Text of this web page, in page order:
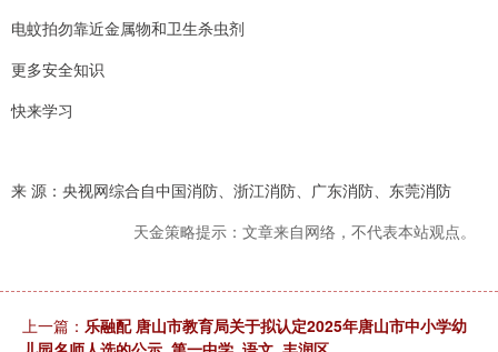
电蚊拍勿靠近金属物和卫生杀虫剂
更多安全知识
快来学习
来 源：央视网综合自中国消防、浙江消防、广东消防、东莞消防
天金策略提示：文章来自网络，不代表本站观点。
上一篇： 乐融配 唐山市教育局关于拟认定2025年唐山市中小学幼